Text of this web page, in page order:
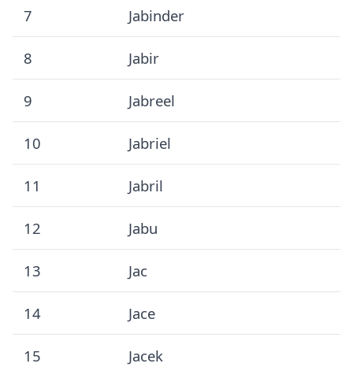
7 Jabinder
8 Jabir
9 Jabreel
10 Jabriel
11 Jabril
12 Jabu
13 Jac
14 Jace
15 Jacek